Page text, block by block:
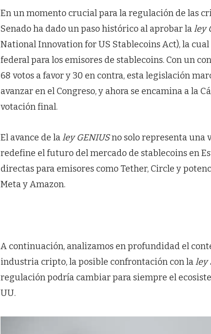
En un momento crucial para la regulación de las
Senado ha dado un paso histórico al aprobar laley
National Innovation for US Stablecoins Act), la
federal para los emisores de stablecoins. Con un
68 votos a favor y 30 en contra, esta legislación
avanzar en el Congreso, y ahora se encamina a la
votación final.
El avance de laley GENIUSno solo representa una
redefine el futuro del mercado de stablecoins en
directas para emisores como Tether, Circle y
Meta y Amazon.
A continuación, analizamos en profundidad el
industria cripto, la posible confrontación con laley
regulación podría cambiar para siempre el
UU.